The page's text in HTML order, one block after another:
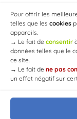
Pour offrir les
telles que les cookies
appareils.
→ Le fait de consentir
données telles que le
ce site.
→ Le fait de ne pas
un effet négatif sur